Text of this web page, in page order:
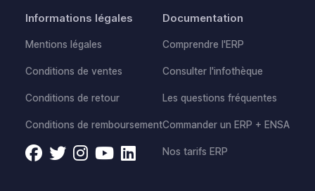
Informations légales
Mentions légales
Conditions de ventes
Conditions de retour
Conditions de remboursement
Documentation
Comprendre l'ERP
Consulter l'infothèque
Les questions fréquentes
Commander un ERP + ENSA
Nos tarifs ERP